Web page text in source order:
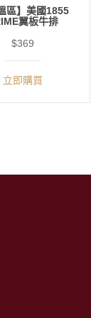
區】美國1855
翼板牛排
$369
立即購買